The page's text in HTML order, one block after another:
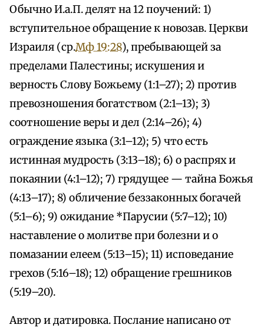
Обычно И.а.П. делят на 12 поучений: 1)
вступительное обращение к новозав. Церкви
Израиля (ср.Мф 19:28), пребывающей за
пределами Палестины; искушения и
верность Слову Божьему (1:1–27); 2) против
превозношения богатством (2:1–13); 3)
соотношение веры и дел (2:14–26); 4)
ограждение языка (3:1–12); 5) что есть
истинная мудрость (3:13–18); 6) о распрях и
покаянии (4:1–12); 7) грядущее — тайна Божья
(4:13–17); 8) обличение беззаконных богачей
(5:1–6); 9) ожидание *Парусии (5:7–12); 10)
наставление о молитве при болезни и о
помазании елеем (5:13–15); 11) исповедание
грехов (5:16–18); 12) обращение грешников
(5:19–20).
Автор и датировка. Послание написано от